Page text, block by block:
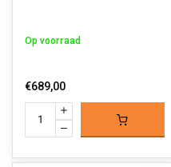
Op voorraad
€689,00